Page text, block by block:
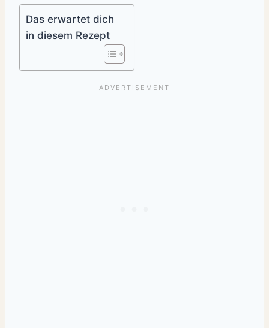
Das erwartet dich
in diesem Rezept